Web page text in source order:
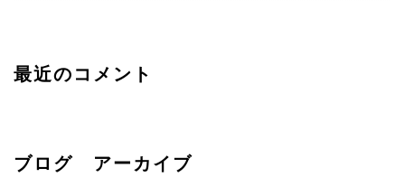
最近のコメント
ブログ アーカイブ